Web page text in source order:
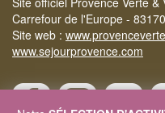
Carrefour de l'Europe -
Site web :
www.sejourprovence.com